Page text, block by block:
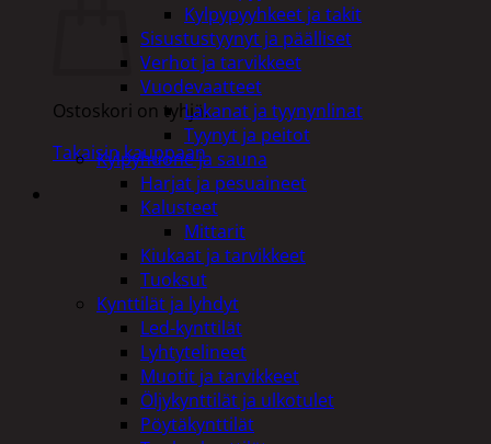
Ostoskori on tyhjä.
Takaisin kauppaan
Kylpypyyhkeet ja takit
Sisustustyynyt ja päälliset
Verhot ja tarvikkeet
Vuodevaatteet
Lakanat ja tyynynlinat
Tyynyt ja peitot
Kylpyhuone ja sauna
Harjat ja pesuaineet
Kalusteet
Mittarit
Kiukaat ja tarvikkeet
Tuoksut
Kynttilät ja lyhdyt
Led-kynttilät
Lyhtytelineet
Muotit ja tarvikkeet
Öljykynttilät ja ulkotulet
Pöytäkynttilät